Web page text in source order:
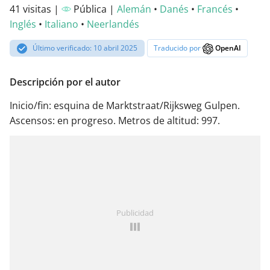
41 visitas | Pública | Alemán • Danés • Francés •
Inglés • Italiano • Neerlandés
Último verificado: 10 abril 2025 Traducido por OpenAI
Descripción por el autor
Inicio/fin: esquina de Marktstraat/Rijksweg Gulpen.
Ascensos: en progreso. Metros de altitud: 997.
Publicidad